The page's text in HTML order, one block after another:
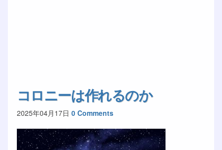
コロニーは作れるのか
2025年04月17日 0 Comments